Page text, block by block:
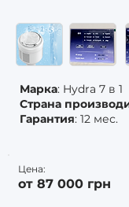
Марка: Hydra 7 в 1
Страна
Гарантия: 12 мес.
Цена:
от 87 000 грн